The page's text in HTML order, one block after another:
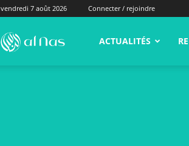
vendredi 7 août 2026 Connecter / rejoindre
alNas.fr ACTUALITÉS